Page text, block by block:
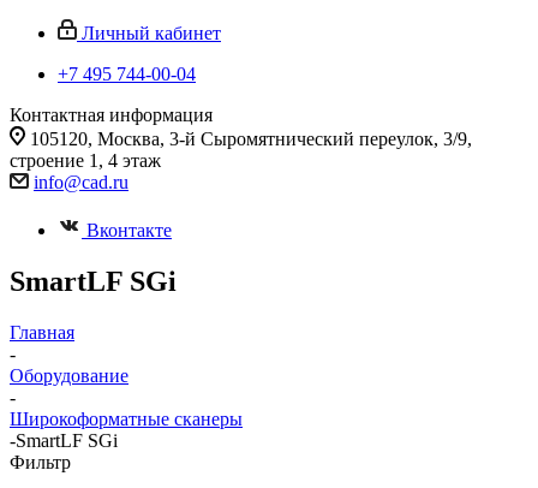
Личный кабинет
+7 495 744-00-04
Контактная информация
105120, Москва, 3-й Сыромятнический переулок, 3/9,
строение 1, 4 этаж
info@cad.ru
Вконтакте
SmartLF SGi
Главная
-
Оборудование
-
Широкоформатные сканеры
-SmartLF SGi
Фильтр